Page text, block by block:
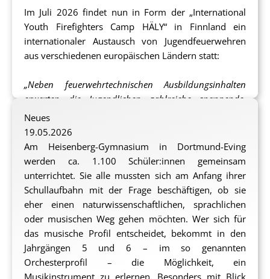
Konflikte konstruktiv zu lösen und erleben
Gemeinschaft, gegenseitige Unterstützung und
Verlässlichkeit.
Neben den Gruppenerfahrungen stehen Bewegung,
Naturerlebnisse und Zeit zur Erholung im
Mittelpunkt. Gleichzeitig ermöglicht der Aufenthalt in
erweitert den Blick über das eigene Lebensumfeld
hinaus. Pädagogisch begleitete Reflexionsphasen
unterstützen die Jugendlichen dabei, die Erlebnisse
und Erkenntnisse einzuordnen, ihre eigenen Stärken
zu erkennen, Selbstvertrauen aufzubauen und neue
Perspektiven für ihren weiteren Lebensweg zu
entwickeln.
Die Erfahrungen aus den vergangenen Projektjahren
zeigen, dass die Teilnehmenden gestärkt,
selbstbewusster und motivierter in ihren Alltag
Im Juli 2026 findet nun in Form der „International
Youth Firefighters Camp HÄLY“ in Finnland ein
internationaler Austausch von Jugendfeuerwehren
aus verschiedenen europäischen Ländern statt:
„Neben feuerwehrtechnischen Ausbildungsinhalten
erwarten die Jugendlichen zahlreiche spannende,
sportliche und auch gemeinschaftliche Aktivitäten.
Außerdem erhalten die Jugendlichen die Möglichkeit,
Finnland und seine Kultur kennenzulernen.“
(Auszug
aus dem Förderantrag)
Auch elf Jugendliche aus Nette im Alter von 12 bis 15
Jahren werden – gemeinsam mit weiteren jungen
Feuerwehrleuten aus Dortmund von anderen
Standorten – nach Finnland zu dieser spannenden
Veranstaltung aufbrechen.
Jede Jugendfeuerwehr bekommt eine
Neues
19.05.2026
Am Heisenberg-Gymnasium in Dortmund-Eving
werden ca. 1.100 Schüler:innen gemeinsam
unterrichtet. Sie alle mussten sich am Anfang ihrer
Schullaufbahn mit der Frage beschäftigen, ob sie
eher einen naturwissenschaftlichen, sprachlichen
oder musischen Weg gehen möchten. Wer sich für
das musische Profil entscheidet, bekommt in den
Jahrgängen 5 und 6 – im so genannten
Orchesterprofil – die Möglichkeit, ein
Musikinstrument zu erlernen. Besonders mit Blick